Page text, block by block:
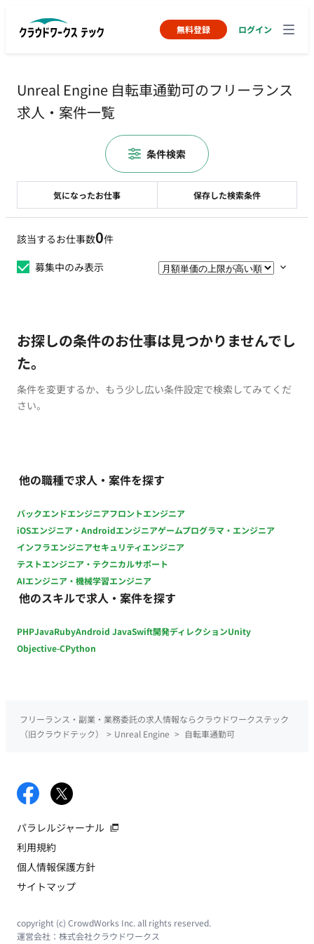
無料登録 ログイン
Unreal Engine 自転車通勤可のフリーランス
求人・案件一覧
該当するお仕事数0件
募集中のみ表示
お探しの条件のお仕事は見つかりませんでし
た。
条件を変更するか、もう少し広い条件設定で検索してみてくだ
さい。
他の職種で求人・案件を探す
バックエンドエンジニアフロントエンジニア
iOSエンジニア・Androidエンジニアゲームプログラマ・エンジニア
インフラエンジニアセキュリティエンジニア
テストエンジニア・テクニカルサポート
AIエンジニア・機械学習エンジニア
他のスキルで求人・案件を探す
PHPJavaRubyAndroid JavaSwift開発ディレクションUnity
Objective-CPython
気になったお仕事 保存した検索条件
条件検索
フリーランス・副業・業務委託の求人情報ならクラウドワークステック
（旧クラウドテック）
> Unreal Engine > 自転車通勤可
パラレルジャーナル
利用規約
個人情報保護方針
サイトマップ
copyright (c) CrowdWorks Inc. all rights reserved.
運営会社： 株式会社クラウドワークス